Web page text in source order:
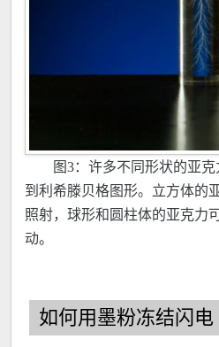
图3：许多不同形状的亚
到利希滕贝格图形。立方体的
照射，球形和圆柱体的亚克力
动。
如何用墨粉冻结闪电